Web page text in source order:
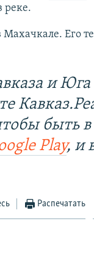
реке.
Махачкале. Его
и Юга
быть в
Play, и
Распечатать